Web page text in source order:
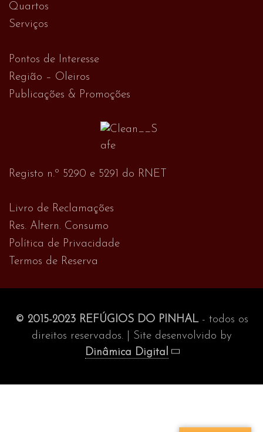
Quartos
Serviços
Pontos de Interesse
Região – Oleiros
Publicações & Promoções
Registo n.º 5290 e 5291 do RNET
Livro de Reclamações
Res. Altern. Consumo
Política de Privacidade
Termos de Reserva
© 2015-2023 REFÚGIOS DO PINHAL- todos os
direitos reservados. | Site desenvolvido by
Dinâmica Digital